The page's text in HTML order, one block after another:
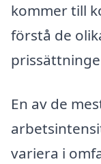
kommer till
förstå de
En av de
variera i